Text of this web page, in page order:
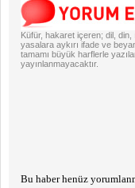
Küfür, hakaret içeren; dil, din,
yasalara aykırı ifade ve
tamamı büyük harflerle
yayınlanmayacaktır.
Bu haber henüz